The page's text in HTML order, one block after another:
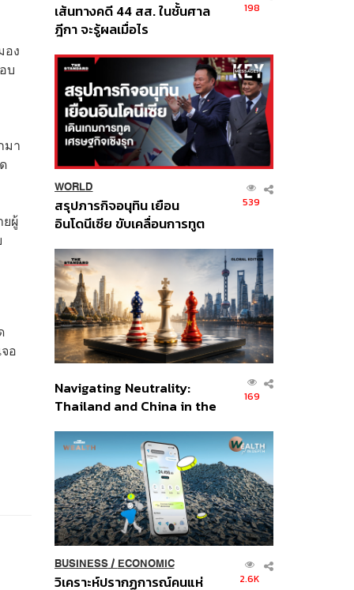
อง
บ
มา
ยผู้
อ
เส้นทางคดี 44 สส. ในชั้นศาล
ฎีกา จะรู้ผลเมื่อไร
198
WORLD
สรุปภารกิจอนุทิน เยือน
อินโดนีเซีย ขับเคลื่อนการทูต
ส่วนยุทธศาสตร์ไทย –
อินโดนีเซีย
539
Navigating Neutrality:
Thailand and China in the
Order
169
BUSINESS/ ECONOMIC
วิเคราะห์ปรากฏการณ์คนแห่ 2.6K